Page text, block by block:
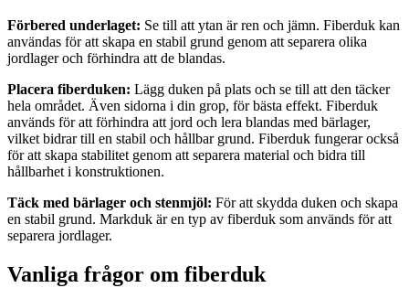
Förbered underlaget: Se till att ytan är ren och jämn. Fiberduk kan
användas för att skapa en stabil grund genom att separera olika
jordlager och förhindra att de blandas.
Placera fiberduken: Lägg duken på plats och se till att den täcker
hela området. Även sidorna i din grop, för bästa effekt. Fiberduk
används för att förhindra att jord och lera blandas med bärlager,
vilket bidrar till en stabil och hållbar grund. Fiberduk fungerar också
för att skapa stabilitet genom att separera material och bidra till
hållbarhet i konstruktionen.
Täck med bärlager och stenmjöl: För att skydda duken och skapa
en stabil grund. Markduk är en typ av fiberduk som används för att
separera jordlager.
Vanliga frågor om fiberduk